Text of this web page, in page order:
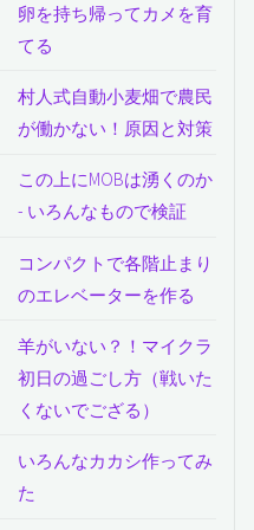
卵を持ち帰ってカメを育
てる
村人式自動小麦畑で農民
が働かない！原因と対策
この上にMOBは湧くのか
- いろんなもので検証
コンパクトで各階止まり
のエレベーターを作る
羊がいない？！マイクラ
初日の過ごし方（戦いた
くないでござる）
いろんなカカシ作ってみ
た